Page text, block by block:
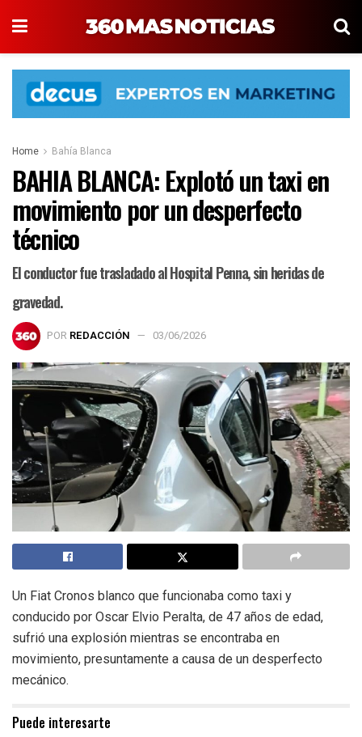
Home Bahía Blanca
BAHIA BLANCA: Explotó un taxi en
movimiento por un desperfecto
técnico
El conductor fue trasladado al Hospital Penna, sin heridas de
gravedad.
POR REDACCIÓN 03/06/2026
Un Fiat Cronos blanco que funcionaba como taxi y
conducido por Oscar Elvio Peralta, de 47 años de edad,
sufrió una explosión mientras se encontraba en
movimiento, presuntamente a causa de un desperfecto
mecánico.
Puede interesarte